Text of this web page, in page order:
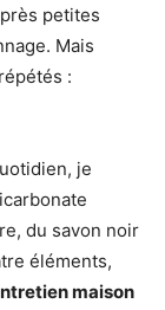
petites
Mais
:
je
du savon noir
éléments,
maison